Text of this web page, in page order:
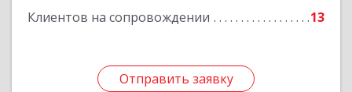
Клиентов на сопровождении 13
Отправить заявку
Отправить заявку